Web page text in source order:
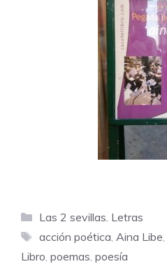
Categorías
Las 2 sevillas. Letras
Etiquetas
acción poética Aina Libe
Libro poemas poesía